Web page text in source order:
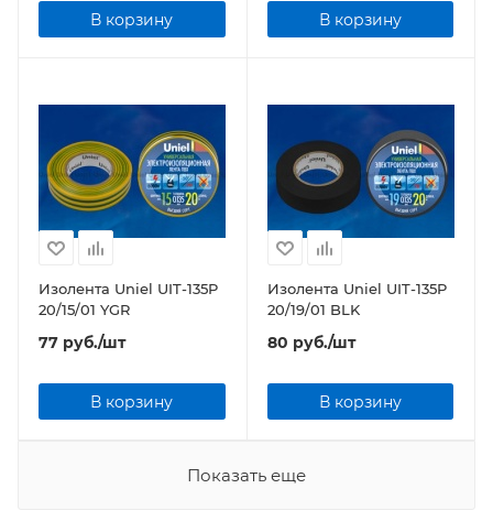
В корзину В корзину
Изолента Uniel UIT-135P
20/15/01 YGR
77 руб./шт
В корзину
Изолента Uniel UIT-135P
20/19/01 BLK
80 руб./шт
В корзину
Показать еще